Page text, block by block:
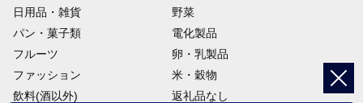
日用品・雑貨
野菜
パン・菓子類
電化製品
フルーツ
卵・乳製品
ファッション
米・穀物
飲料(酒以外)
返礼品なし